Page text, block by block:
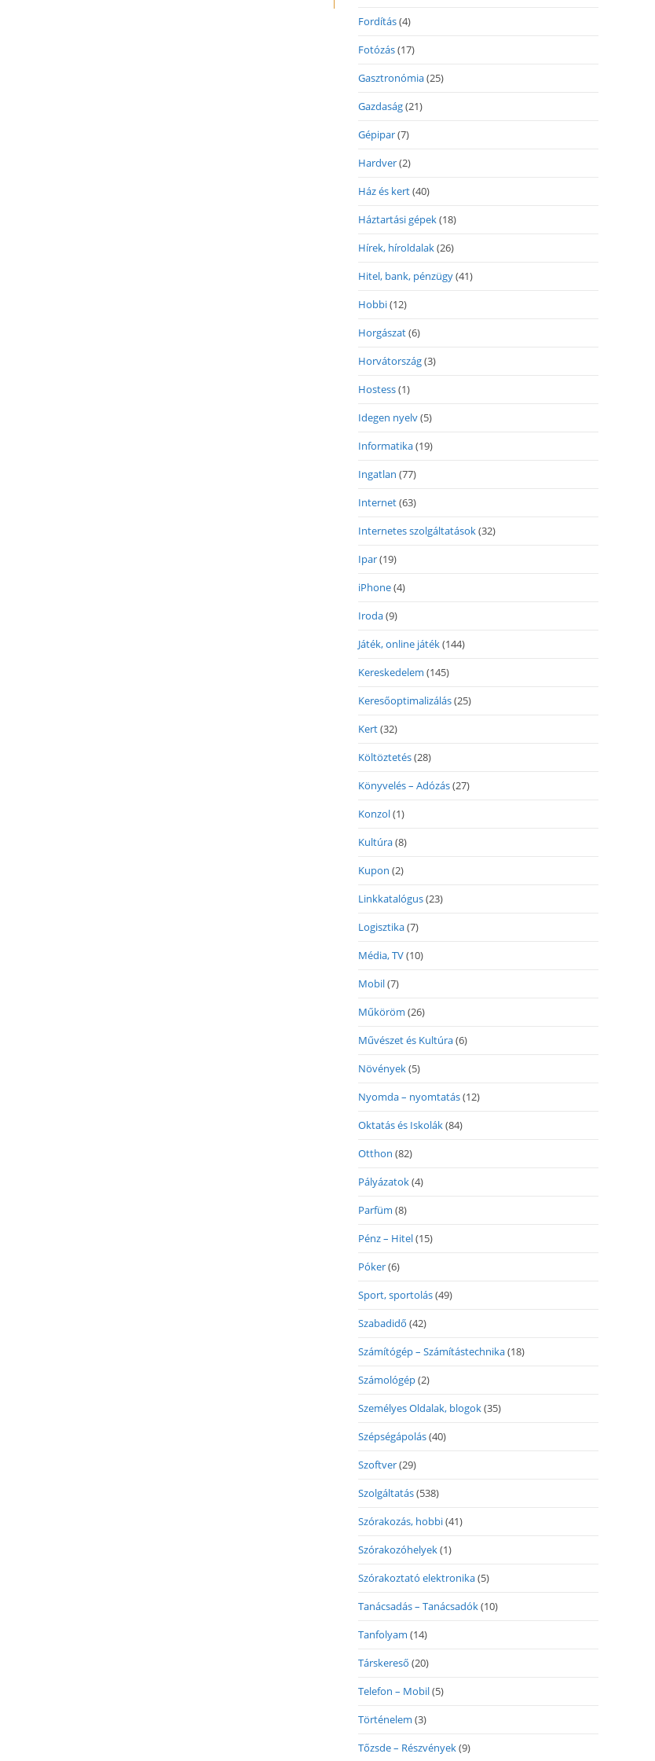
Fordítás(4)
Fotózás(17)
Gasztronómia(25)
Gazdaság(21)
Gépipar(7)
Hardver(2)
Ház és kert(40)
Háztartási gépek(18)
Hírek, híroldalak(26)
Hitel, bank, pénzügy(41)
Hobbi(12)
Horgászat(6)
Horvátország(3)
Hostess(1)
Idegen nyelv(5)
Informatika(19)
Ingatlan (77)
Internet(63)
Internetes szolgáltatások(32)
Ipar(19)
iPhone(4)
Iroda(9)
Játék, online játék(144)
Kereskedelem (145)
Keresőoptimalizálás(25)
Kert(32)
Költöztetés(28)
Könyvelés – Adózás(27)
Konzol(1)
Kultúra(8)
Kupon (2)
Linkkatalógus(23)
Logisztika(7)
Média, TV(10)
Mobil(7)
Műköröm (26)
Művészet és Kultúra(6)
Növények(5)
Nyomda – nyomtatás(12)
Oktatás és Iskolák(84)
Otthon (82)
Pályázatok(4)
Parfüm (8)
Pénz – Hitel(15)
Póker(6)
Sport, sportolás(49)
Szabadidő (42)
Számítógép – Számítástechnika(18)
Számológép(2)
Személyes Oldalak, blogok(35)
Szépségápolás(40)
Szoftver(29)
Szolgáltatás(538)
Szórakozás, hobbi(41)
Szórakozóhelyek(1)
Szórakoztató elektronika(5)
Tanácsadás – Tanácsadók(10)
Tanfolyam (14)
Társkereső (20)
Telefon – Mobil(5)
Történelem (3)
Tőzsde – Részvények(9)